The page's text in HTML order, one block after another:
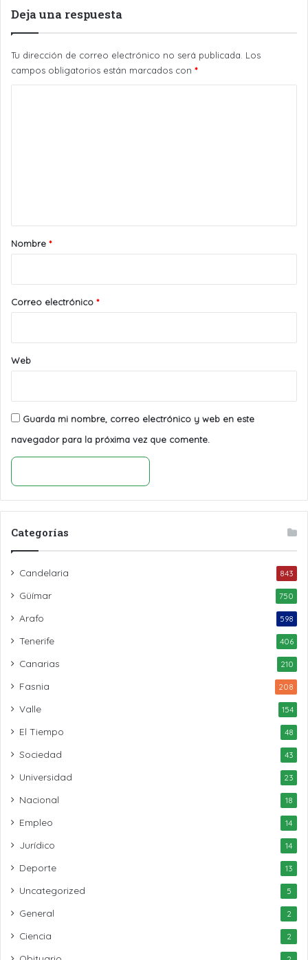
Deja una respuesta
Tu dirección de correo electrónico no será publicada. Los
campos obligatorios están marcados con *
r
*
Nombre *
Correo electrónico *
Web
Guarda mi nombre, correo electrónico y web en este
navegador para la próxima vez que comente.
Categorías
Candelaria 843
Güímar 750
Arafo 598
Tenerife 406
Canarias 210
Fasnia 208
Valle 154
El Tiempo 48
Sociedad 43
Universidad 23
Nacional 18
Empleo 14
Jurídico 14
Deporte 13
Uncategorized 5
General 2
Ciencia 2